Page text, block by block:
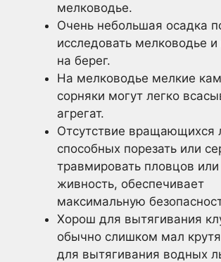
мелководье.
Очень небольшая осадка
исследовать мелководье
на берег.
На мелководье мелкие
сорняки могут легко
агрегат.
Отсутствие вращающихся
способных порезать или
травмировать пловцов
живность, обеспечивает
максимальную
Хорош для вытягивания
обычно слишком мал
для вытягивания водных